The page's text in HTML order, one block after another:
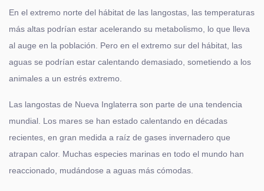
En el extremo norte del hábitat de las langostas, las temperaturas
más altas podrían estar acelerando su metabolismo, lo que lleva
al auge en la población. Pero en el extremo sur del hábitat, las
aguas se podrían estar calentando demasiado, sometiendo a los
animales a un estrés extremo.
Las langostas de Nueva Inglaterra son parte de una tendencia
mundial. Los mares se han estado calentando en décadas
recientes, en gran medida a raíz de gases invernadero que
atrapan calor. Muchas especies marinas en todo el mundo han
reaccionado, mudándose a aguas más cómodas.